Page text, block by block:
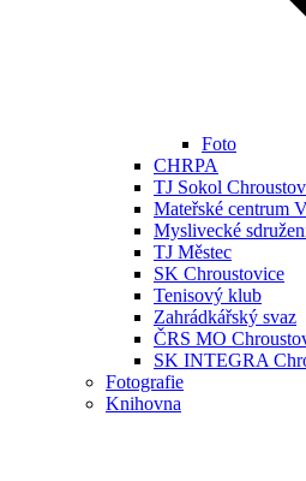
Foto
CHRPA
TJ Sokol
Mateřské centrum
Myslivecké
TJ Městec
SK Chroustovice
Tenisový klub
Zahrádkářský svaz
ČRS MO
SK INTEGRA
Fotografie
Knihovna